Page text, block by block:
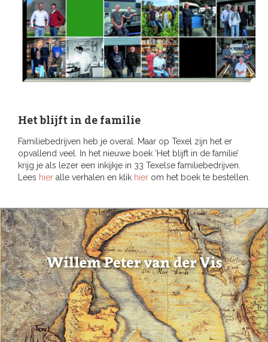
Het blijft in de familie
Familiebedrijven heb je overal. Maar op Texel zijn het er
opvallend veel. In het nieuwe boek ‘Het blijft in de familie’
krijg je als lezer een inkijkje in 33 Texelse familiebedrijven.
Lees hier alle verhalen en klik hier om het boek te bestellen.